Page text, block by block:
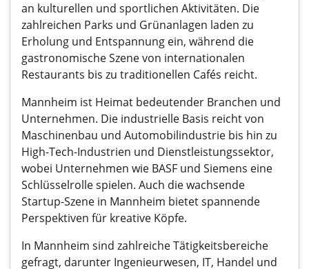
an kulturellen und sportlichen Aktivitäten. Die
zahlreichen Parks und Grünanlagen laden zu
Erholung und Entspannung ein, während die
gastronomische Szene von internationalen
Restaurants bis zu traditionellen Cafés reicht.
Mannheim ist Heimat bedeutender Branchen und
Unternehmen. Die industrielle Basis reicht von
Maschinenbau und Automobilindustrie bis hin zu
High-Tech-Industrien und Dienstleistungssektor,
wobei Unternehmen wie BASF und Siemens eine
Schlüsselrolle spielen. Auch die wachsende
Startup-Szene in Mannheim bietet spannende
Perspektiven für kreative Köpfe.
In Mannheim sind zahlreiche Tätigkeitsbereiche
gefragt, darunter Ingenieurwesen, IT, Handel und